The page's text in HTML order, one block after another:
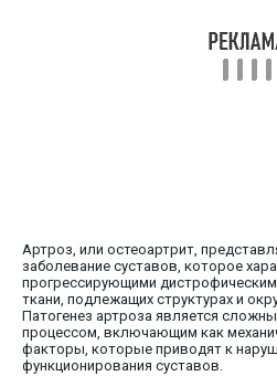
Артроз, или остеоартрит,
заболевание суставов, которое
прогрессирующими
ткани, подлежащих структурах и
Патогенез артроза является
процессом, включающим как
факторы, которые приводят к
функционирования суставов.